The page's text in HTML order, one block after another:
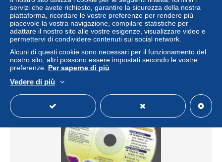
CD-ROM: Logiciel Le Corps humain 3.0/ un planning de
vacances pour mieux organiser les périodes de congé
± 1,17 USD
Stato Professionista
servizi che avete richiesto, garantire la sicurezza della nostra
piattaforma, ricordare le vostre preferenze per rendere più
piacevole la vostra navigazione, compilare statistiche per
adattare il nostro sito alle vostre esigenze, visualizzare video e
permettervi di condividere contenuti sui social network.
Alcuni di questi cookie sono necessari per il funzionamento del
nostro sito, altri possono essere impostati secondo le vostre
preferenze. Per saperne di più
Vedere di più